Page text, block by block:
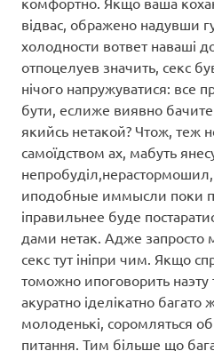
відвас, ображено надувши
холодности вответ наваші
отпоцелуев значить, секс
нічого напружуватися: все
бути, еслиже виявно бачите
якийсь нетакой? Чтож, теж
самоїдством ах, мабуть
иподобные иммысли поки
іправильнее буде
дами нетак. Адже
секс тут ініпри чим. Якщо
томожно ипоговорить
акуратно іделікатно багато
молоденькі, соромляться
питання. Тим більше що